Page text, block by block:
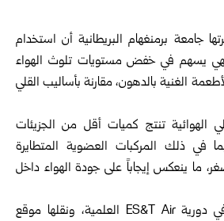
جامعة برمنغهام البريطانية أن استخدام
يسهم في خفض مستويات تلوث الهواء
الغنية بالدهون، مقارنة بأساليب القلي
الهوائية تنتج كميات أقل من الجزيئات
في ذلك المركبات العضوية المتطايرة
ما ينعكس إيجاباً على جودة الهواء داخل
ونُشرت نتائج الدراسة في دورية ES&T Air العلمية، ونقلها موقع